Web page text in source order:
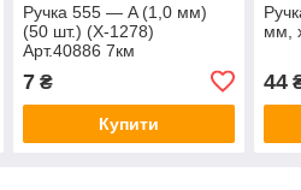
Ручка 555 — A (1,0 мм)
(50 шт.) (X-1278)
Арт.40886 7км
7₴
Купити
мм,
44